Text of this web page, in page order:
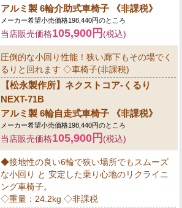
アルミ製 6輪介助式車椅子 《非課税》
メーカー希望小売価格198,440円のところ
当店販売価格105,900円 (税込)
圧倒的な小回り性能！狭い廊下もその場でく
るりと回れます ◇車椅子(非課税)
【松永製作所】ネクストコア-くるり
NEXT-71B
アルミ製 6輪自走式車椅子 《非課税》
メーカー希望小売価格198,440円のところ
当店販売価格105,900円 (税込)
◆接地性の良い6輪で狭い場所でもスムーズ
な小回り と 安定した乗り心地のリクライニ
ング車椅子。
◇重量：24.2kg ◇非課税